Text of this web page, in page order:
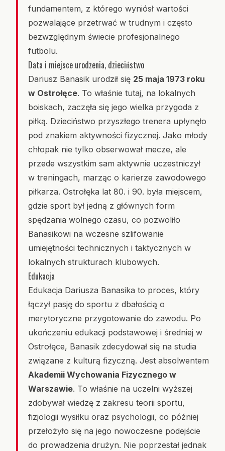
fundamentem, z którego wyniósł wartości
pozwalające przetrwać w trudnym i często
bezwzględnym świecie profesjonalnego
futbolu.
Data i miejsce urodzenia, dzieciństwo
Dariusz Banasik urodził się 25 maja 1973 roku
w Ostrołęce. To właśnie tutaj, na lokalnych
boiskach, zaczęła się jego wielka przygoda z
piłką. Dzieciństwo przyszłego trenera upłynęło
pod znakiem aktywności fizycznej. Jako młody
chłopak nie tylko obserwował mecze, ale
przede wszystkim sam aktywnie uczestniczył
w treningach, marząc o karierze zawodowego
piłkarza. Ostrołęka lat 80. i 90. była miejscem,
gdzie sport był jedną z głównych form
spędzania wolnego czasu, co pozwoliło
Banasikowi na wczesne szlifowanie
umiejętności technicznych i taktycznych w
lokalnych strukturach klubowych.
Edukacja
Edukacja Dariusza Banasika to proces, który
łączył pasję do sportu z dbałością o
merytoryczne przygotowanie do zawodu. Po
ukończeniu edukacji podstawowej i średniej w
Ostrołęce, Banasik zdecydował się na studia
związane z kulturą fizyczną. Jest absolwentem
Akademii Wychowania Fizycznego w
Warszawie. To właśnie na uczelni wyższej
zdobywał wiedzę z zakresu teorii sportu,
fizjologii wysiłku oraz psychologii, co później
przełożyło się na jego nowoczesne podejście
do prowadzenia drużyn. Nie poprzestał jednak